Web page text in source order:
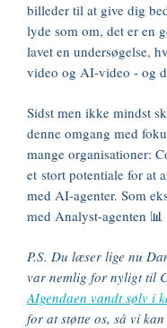
billeder til at give dig
lyde som om, det er en
lavet en undersøgelse,
video og AI-video - og
Sidst men ikke mindst
denne omgang med
mange organisationer:
et stort potentiale for at
med AI-agenter. Som
med Analyst-agenten 📊
P.S. Du læser lige nu
var nemlig for nyligt til
AIgendaen vandt sølv i
for at støtte os, så vi